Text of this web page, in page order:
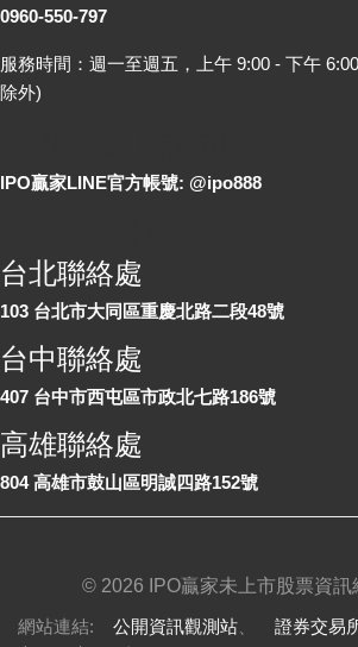
0960-550-797
服務時間：週一至週五，上午 9:00 - 下午
除外)
IPO贏家LINE官方帳號: @ipo888
台北聯絡處
103 台北市大同區重慶北路二段48號
台中聯絡處
407 台中市西屯區市政北七路186號
高雄聯絡處
804 高雄市鼓山區明誠四路152號
© 2026 IPO贏家未上市股票資訊
網站連結: 公開資訊觀測站 證券交易